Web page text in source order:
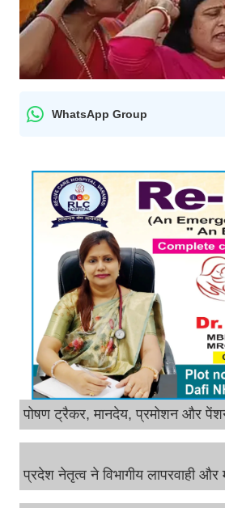
WhatsApp Group
पोषण ट्रैकर, मानदेय, प्रमोशन और
प्रदेश नेतृत्व ने विभागीय लापरवाही